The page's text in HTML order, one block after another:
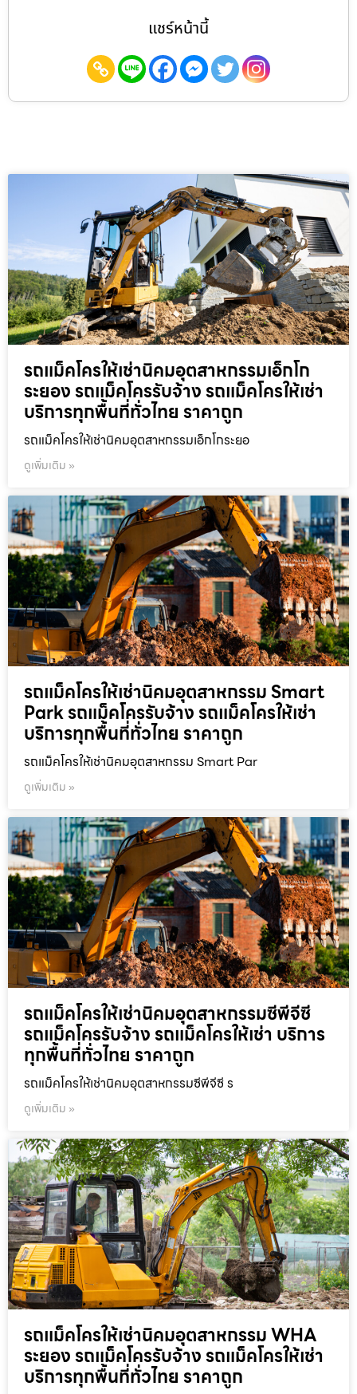
แชร์หน้านี้
รถแม็คโครให้เช่านิคมอุตสาหกรรมเอ็กโก
ระยอง รถแม็คโครรับจ้าง รถแม็คโครให้เช่า
บริการทุกพื้นที่ทั่วไทย ราคาถูก
รถแม็คโครให้เช่านิคมอุตสาหกรรมเอ็กโกระยอ
ดูเพิ่มเติม »
รถแม็คโครให้เช่านิคมอุตสาหกรรม Smart
Park รถแม็คโครรับจ้าง รถแม็คโครให้เช่า
บริการทุกพื้นที่ทั่วไทย ราคาถูก
รถแม็คโครให้เช่านิคมอุตสาหกรรม Smart Par
ดูเพิ่มเติม »
รถแม็คโครให้เช่านิคมอุตสาหกรรมซีพีจีซี
รถแม็คโครรับจ้าง รถแม็คโครให้เช่า บริการ
ทุกพื้นที่ทั่วไทย ราคาถูก
รถแม็คโครให้เช่านิคมอุตสาหกรรมซีพีจีซี ร
ดูเพิ่มเติม »
รถแม็คโครให้เช่านิคมอุตสาหกรรม WHA
ระยอง รถแม็คโครรับจ้าง รถแม็คโครให้เช่า
บริการทุกพื้นที่ทั่วไทย ราคาถูก